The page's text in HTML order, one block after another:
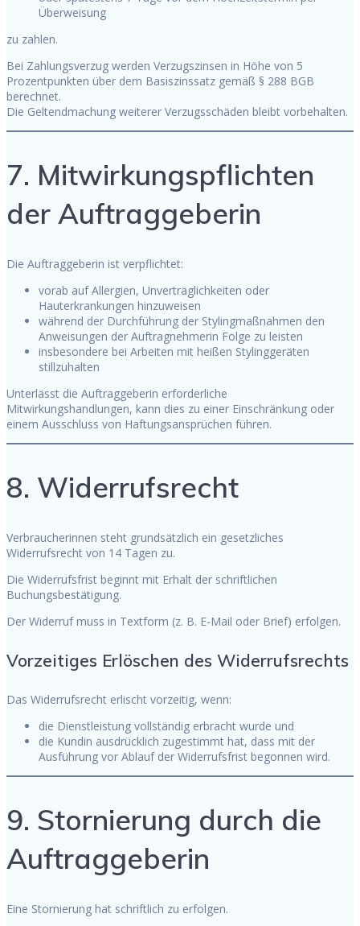
Überweisung
zu zahlen.
Bei Zahlungsverzug werden Verzugszinsen in Höhe von 5
Prozentpunkten über dem Basiszinssatz gemäß § 288 BGB
berechnet.
Die Geltendmachung weiterer Verzugsschäden bleibt vorbehalten.
7. Mitwirkungspflichten
der Auftraggeberin
Die Auftraggeberin ist verpflichtet:
vorab auf Allergien, Unverträglichkeiten oder
Hauterkrankungen hinzuweisen
während der Durchführung der Stylingmaßnahmen den
Anweisungen der Auftragnehmerin Folge zu leisten
insbesondere bei Arbeiten mit heißen Stylinggeräten
stillzuhalten
Unterlässt die Auftraggeberin erforderliche
Mitwirkungshandlungen, kann dies zu einer Einschränkung oder
einem Ausschluss von Haftungsansprüchen führen.
8. Widerrufsrecht
Verbraucherinnen steht grundsätzlich ein gesetzliches
Widerrufsrecht von 14 Tagen zu.
Die Widerrufsfrist beginnt mit Erhalt der schriftlichen
Buchungsbestätigung.
Der Widerruf muss in Textform (z. B. E-Mail oder Brief) erfolgen.
Vorzeitiges Erlöschen des Widerrufsrechts
Das Widerrufsrecht erlischt vorzeitig, wenn:
die Dienstleistung vollständig erbracht wurde und
die Kundin ausdrücklich zugestimmt hat, dass mit der
Ausführung vor Ablauf der Widerrufsfrist begonnen wird.
9. Stornierung durch die
Auftraggeberin
Eine Stornierung hat schriftlich zu erfolgen.